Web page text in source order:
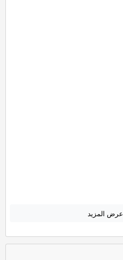
عرض المزيد